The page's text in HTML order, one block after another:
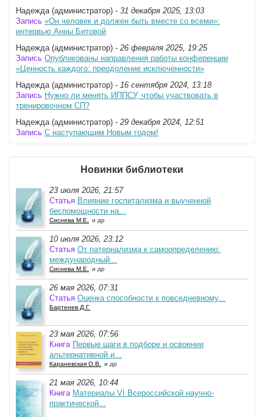
Надежда (администратор) - 31 декабря 2025, 13:03
Запись «Он человек и должен быть вместе со всеми»:
интервью Анны Битовой
Надежда (администратор) - 26 февраля 2025, 19:25
Запись Опубликованы направления работы конференции
«Ценность каждого: преодоление исключенности»
Надежда (администратор) - 16 сентября 2024, 13:18
Запись Нужно ли менять ИППСУ, чтобы участвовать в
тренировочном СП?
Надежда (администратор) - 29 декабря 2024, 12:51
Запись С наступающим Новым годом!
Новинки библиотеки
23 июля 2026, 21:57
Статья Влияние госпитализма и выученной
беспомощности на...
Сиснева М.Е. и др
10 июля 2026, 23:12
Статья От патернализма к самоопределению:
международный...
Сиснева М.Е. и др
26 мая 2026, 07:31
Статья Оценка способности к повседневному...
Бартенев Д.Г.
23 мая 2026, 07:56
Книга Первые шаги в подборе и освоении
альтернативной и...
Караневская О.В. и др
21 мая 2026, 10:44
Книга Материалы VI Всероссийской научно-
практической...